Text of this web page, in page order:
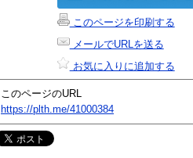
このページを印刷する
メールでURLを送る
お気に入りに追加する
このページのURL
https://plth.me/41000384